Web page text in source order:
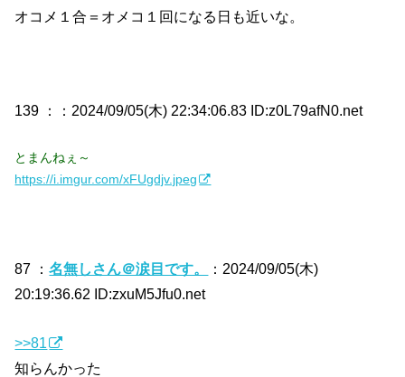
オコメ１合＝オメコ１回になる日も近いな。
139 ： ：2024/09/05(木) 22:34:06.83 ID:z0L79afN0.net
とまんねぇ～
https://i.imgur.com/xFUgdjv.jpeg
87 ：名無しさん＠涙目です。
：2024/09/05(木)
20:19:36.62 ID:zxuM5Jfu0.net
>>81
知らんかった